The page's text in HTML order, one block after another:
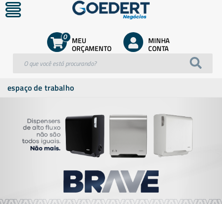
MEU
ORÇAMENTO
0 MINHA
CONTA
espaço de trabalho